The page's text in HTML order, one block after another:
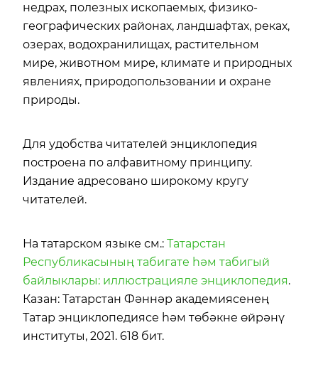
недрах, полезных ископаемых, физико-
географических районах, ландшафтах, реках,
озерах, водохранилищах, растительном
мире, животном мире, климате и природных
явлениях, природопользовании и охране
природы.
Для удобства читателей энциклопедия
построена по алфавитному принципу.
Издание адресовано широкому кругу
читателей.
На татарском языке см.: Татарстан
Республикасының табигате һәм табигый
байлыклары: иллюстрацияле энциклопедия.
Казан: Татарстан Фәннәр академиясенең
Татар энциклопедиясе һәм төбәкне өйрәнү
институты, 2021. 618 бит.